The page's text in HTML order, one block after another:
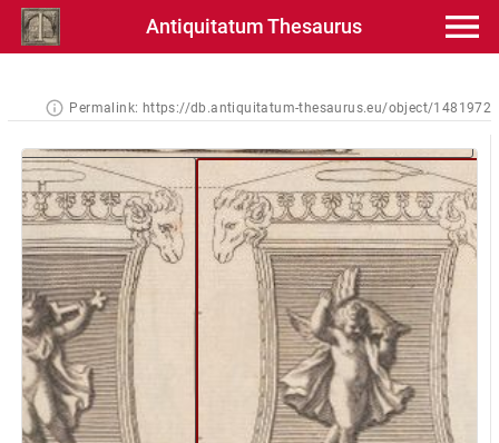
Antiquitatum Thesaurus
Permalink: https://db.antiquitatum-thesaurus.eu/object/1481972